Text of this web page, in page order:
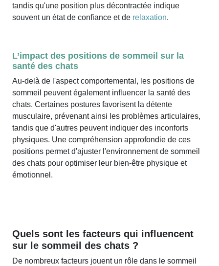
tandis qu'une position plus décontractée indique
souvent un état de confiance et de relaxation.
L’impact des positions de sommeil sur la
santé des chats
Au-delà de l'aspect comportemental, les positions de
sommeil peuvent également influencer la santé des
chats. Certaines postures favorisent la détente
musculaire, prévenant ainsi les problèmes articulaires,
tandis que d'autres peuvent indiquer des inconforts
physiques. Une compréhension approfondie de ces
positions permet d'ajuster l'environnement de sommeil
des chats pour optimiser leur bien-être physique et
émotionnel.
Quels sont les facteurs qui influencent
sur le sommeil des chats ?
De nombreux facteurs jouent un rôle dans le sommeil